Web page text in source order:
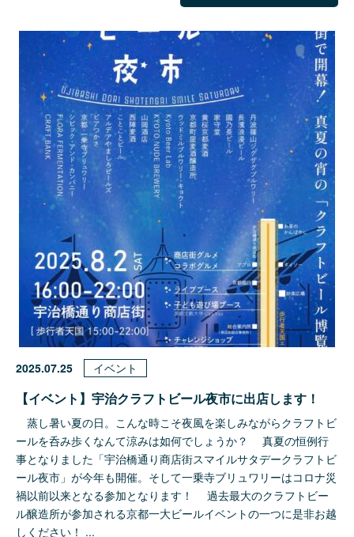
2025.07.25 イベント
【イベント】宇治クラフトビール夜市に出店します！
蒸し暑い夏の日。こんな時こそ夜風を楽しみながらクラフトビ
ールを呑み歩くなんて涼みは如何でしょうか？ 真夏の恒例行
事となりました「宇治橋通り商店街スマイルサタデークラフトビ
ール夜市」が今年も開催。そして一乗寺ブリュワリーはコロナ災
禍以前以来となる参加となります！ 過去最大のクラフトビー
ル醸造所が参加される京都一大ビールイベントの一つに是非お越
しください！ ...